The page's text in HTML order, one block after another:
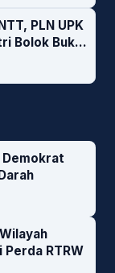
PLN UPK
Bolok Buka
untuk
Demokrat
Perda RTRW